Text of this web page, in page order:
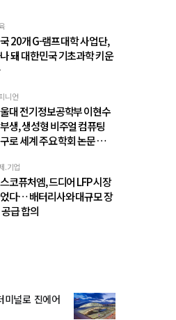
20개 G-램프 대학 사업단,
돼 대한민국 기초과학 키운
니언
대 전기정보공학부 이현수
생, 생성형 비주얼 컴퓨팅
로 세계 주요 학회 논문 다수
.기업
코퓨처엠, 드디어 LFP 시장
다… 배터리사와 대규모 장
급 합의
미널로 진에어